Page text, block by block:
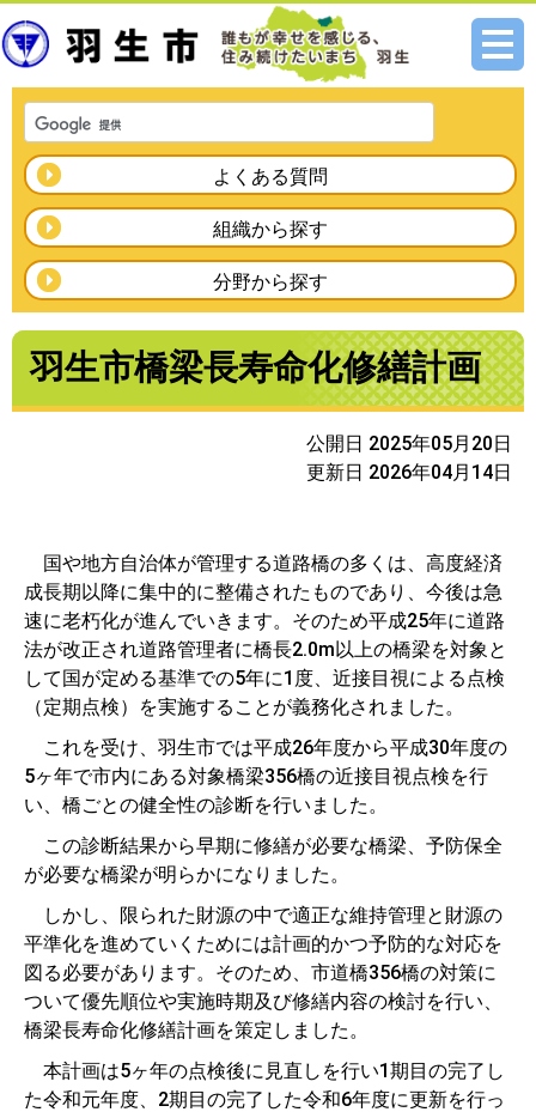
メニ
よくある質問
組織から探す
分野から探す
羽生市橋梁長寿命化修繕計画
公開日 2025年05月20日
更新日 2026年04月14日
国や地方自治体が管理する道路橋の多くは、高度経済
成長期以降に集中的に整備されたものであり、今後は急
速に老朽化が進んでいきます。そのため平成25年に道路
法が改正され道路管理者に橋長2.0m以上の橋梁を対象と
して国が定める基準での5年に1度、近接目視による点検
（定期点検）を実施することが義務化されました。
これを受け、羽生市では平成26年度から平成30年度の
5ヶ年で市内にある対象橋梁356橋の近接目視点検を行
い、橋ごとの健全性の診断を行いました。
この診断結果から早期に修繕が必要な橋梁、予防保全
が必要な橋梁が明らかになりました。
しかし、限られた財源の中で適正な維持管理と財源の
平準化を進めていくためには計画的かつ予防的な対応を
図る必要があります。そのため、市道橋356橋の対策に
ついて優先順位や実施時期及び修繕内容の検討を行い、
橋梁長寿命化修繕計画を策定しました。
本計画は5ヶ年の点検後に見直しを行い1期目の完了し
た令和元年度、2期目の完了した令和6年度に更新を行っ